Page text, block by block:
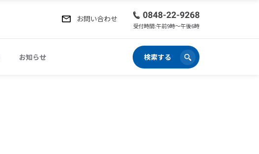
お問い合わせ
受付時間:午前9時〜午後6時
お知らせ 検索する